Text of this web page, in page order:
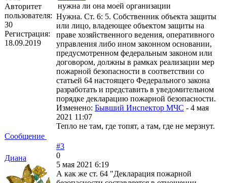
Авторитет
пользователя:
30
Регистрация:
18.09.2019
нужна ли она моей организации
Нужна. Ст. 6: 5. Собственник объекта защиты
или лицо, владеющее объектом защиты на
праве хозяйственного ведения, оперативного
управления либо ином законном основании,
предусмотренном федеральным законом или
договором, должны в рамках реализации мер
пожарной безопасности в соответствии со
статьей 64 настоящего Федерального закона
разработать и представить в уведомительном
порядке декларацию пожарной безопасности.
Изменено: Бывший Инспектор МЧС - 4 мая
2021 11:07
Тепло не там, где топят, а там, где не мерзнут.
Сообщение
Диана
#3
0
5 мая 2021 6:19
А как же ст. 64 "Декларация пожарной